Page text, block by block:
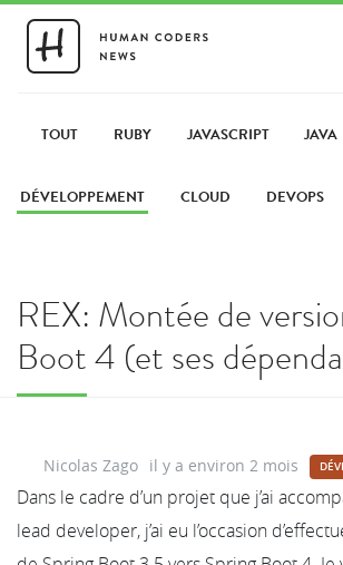
PARTAGER UN LIEN
TOUT RUBY JAVASCRIPT JAVA
DÉVELOPPEMENT CLOUD DEVOPS
REX: Montée de
Boot 4 (et ses
Nicolas Zago il y a environ 2 mois
Dans le cadre d’un projet que j’ai
lead developer, j’ai eu l’occasion